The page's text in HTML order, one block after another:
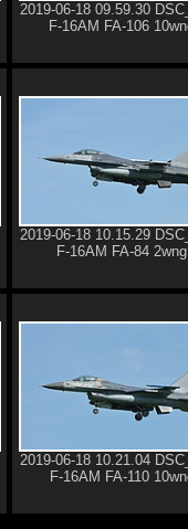
2019-06-18 09.59.30
F-16AM FA-106
2019-06-18 10.15.29
F-16AM FA-84 2wng
2019-06-18 10.21.04
F-16AM FA-110